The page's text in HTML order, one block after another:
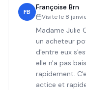
FB
Françoise Brn
Visite le 8
Madame Julie
un acheteur
d'entre eux
elle n'a pas
rapidement.
actice et